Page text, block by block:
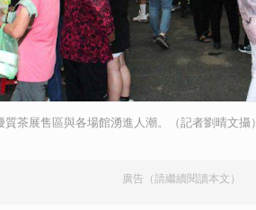
茶展售區與各場館湧進人潮。（記者劉晴文攝）
廣告（請繼續閱讀本文）